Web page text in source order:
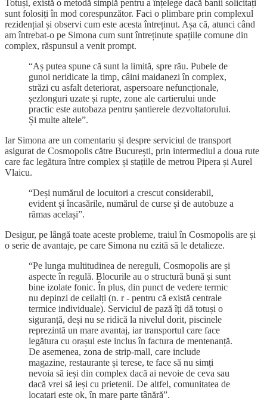
Totuși, există o metodă simplă pentru a înțelege dacă banii solicitați
sunt folosiți în mod corespunzător. Faci o plimbare prin complexul
rezidențial și observi cum este acesta întreținut. Așa că, atunci când
am întrebat-o pe Simona cum sunt întreținute spațiile comune din
complex, răspunsul a venit prompt.
“Aș putea spune că sunt la limită, spre rău. Pubele de
gunoi neridicate la timp, câini maidanezi în complex,
străzi cu asfalt deteriorat, aspersoare nefuncționale,
șezlonguri uzate și rupte, zone ale cartierului unde
practic este autobaza pentru șantierele dezvoltatorului.
Și multe altele”.
Iar Simona are un comentariu și despre serviciul de transport
asigurat de Cosmopolis către București, prin intermediul a doua rute
care fac legătura între complex și stațiile de metrou Pipera și Aurel
Vlaicu.
“Deși numărul de locuitori a crescut considerabil,
evident și încasările, numărul de curse și de autobuze a
rămas același”.
Desigur, pe lângă toate aceste probleme, traiul în Cosmopolis are și
o serie de avantaje, pe care Simona nu ezită să le detalieze.
“Pe lunga multitudinea de nereguli, Cosmopolis are și
aspecte în regulă. Blocurile au o structură bună și sunt
bine izolate fonic. În plus, din punct de vedere termic
nu depinzi de ceilalți (n. r - pentru că există centrale
termice individuale). Serviciul de pază îți dă totuși o
siguranță, deși nu se ridică la nivelul dorit, piscinele
reprezintă un mare avantaj, iar transportul care face
legătura cu orașul este inclus în factura de mentenanță.
De asemenea, zona de strip-mall, care include
magazine, restaurante și terese, te face să nu simți
nevoia să ieși din complex dacă ai nevoie de ceva sau
dacă vrei să ieși cu prietenii. De altfel, comunitatea de
locatari este ok, în mare parte tânără”.